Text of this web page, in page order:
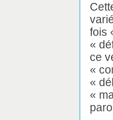
fois
«
ce
«
«
«